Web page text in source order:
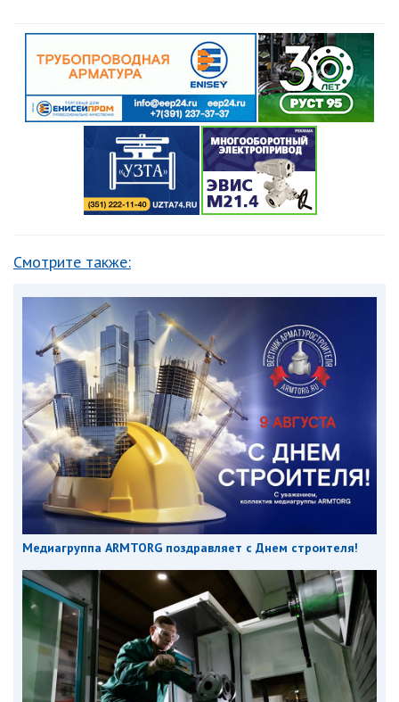
Смотрите также:
Медиагруппа ARMTORG поздравляет с Днем строителя!